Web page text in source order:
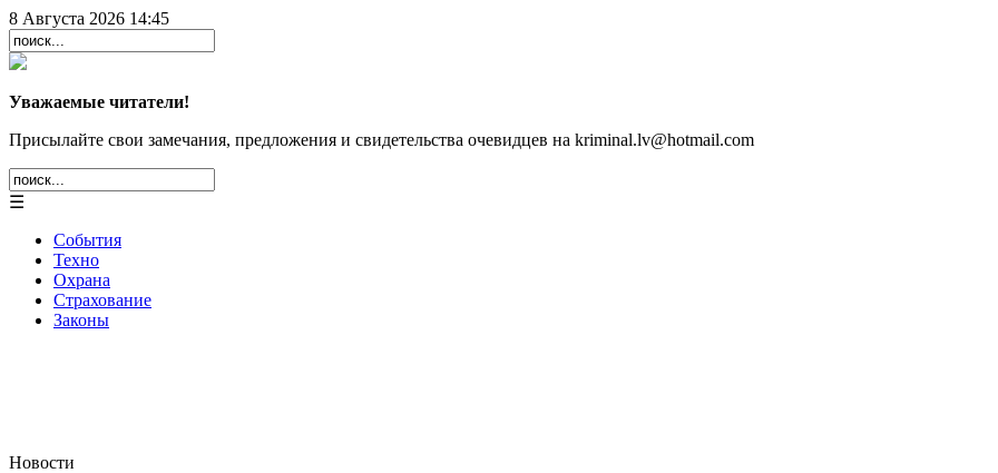
8 Августа 2026 14:45
Уважаемые читатели!
Присылайте свои замечания, предложения и свидетельства очевидцев на kriminal.lv@hotmail.com
☰
События
Техно
Охрана
Страхование
Законы
Новости